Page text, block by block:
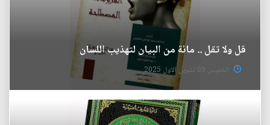
قل ولا تقل .. مائة من البيان لتهذيب اللسان
الخميس 09 تشرين الاول 2025